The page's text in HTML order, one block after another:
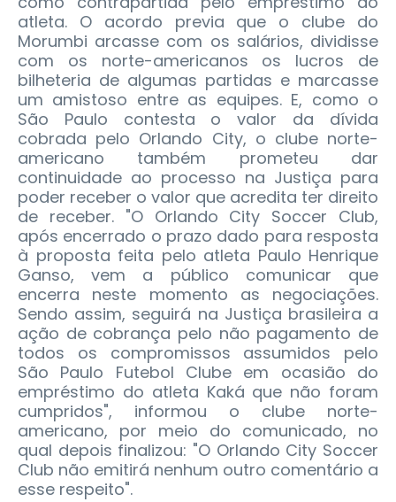
atleta. O acordo previa que o clube do
Morumbi arcasse com os salários, dividisse
com os norte-americanos os lucros de
bilheteria de algumas partidas e marcasse
um amistoso entre as equipes. E, como o
São Paulo contesta o valor da dívida
cobrada pelo Orlando City, o clube norte-
americano também prometeu dar
continuidade ao processo na Justiça para
poder receber o valor que acredita ter direito
de receber. "O Orlando City Soccer Club,
após encerrado o prazo dado para resposta
à proposta feita pelo atleta Paulo Henrique
Ganso, vem a público comunicar que
encerra neste momento as negociações.
Sendo assim, seguirá na Justiça brasileira a
ação de cobrança pelo não pagamento de
todos os compromissos assumidos pelo
São Paulo Futebol Clube em ocasião do
empréstimo do atleta Kaká que não foram
cumpridos", informou o clube norte-
americano, por meio do comunicado, no
qual depois finalizou: "O Orlando City Soccer
Club não emitirá nenhum outro comentário a
esse respeito".